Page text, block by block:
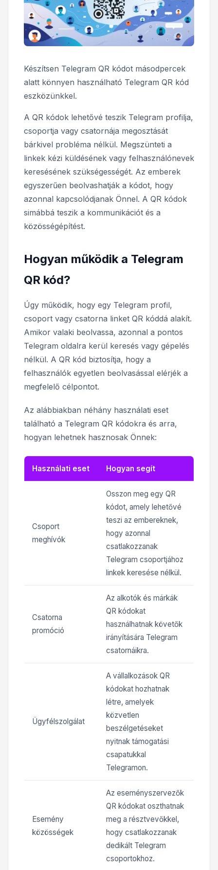
Készítsen Telegram QR kódot másodpercek
alatt könnyen használható Telegram QR kód
eszközünkkel.
A QR kódok lehetővé teszik Telegram profilja,
csoportja vagy csatornája megosztását
bárkivel probléma nélkül. Megszünteti a
linkek kézi küldésének vagy felhasználónevek
keresésének szükségességét. Az emberek
egyszerűen beolvashatják a kódot, hogy
azonnal kapcsolódjanak Önnel. A QR kódok
simábbá teszik a kommunikációt és a
közösségépítést.
Hogyan működik a Telegram
QR kód?
Úgy működik, hogy egy Telegram profil,
csoport vagy csatorna linket QR kóddá alakít.
Amikor valaki beolvassa, azonnal a pontos
Telegram oldalra kerül keresés vagy gépelés
nélkül. A QR kód biztosítja, hogy a
felhasználók egyetlen beolvasással elérjék a
megfelelő célpontot.
Az alábbiakban néhány használati eset
található a Telegram QR kódokra és arra,
hogyan lehetnek hasznosak Önnek:
Használati eset Hogyan segít
Csoport
meghívók
Osszon meg egy QR
kódot, amely lehetővé
teszi az embereknek,
hogy azonnal
csatlakozzanak
Telegram csoportjához
linkek keresése nélkül.
Csatorna
promóció
Az alkotók és márkák
QR kódokat
használhatnak követők
irányítására Telegram
csatornáikra.
Ügyfélszolgálat
A vállalkozások QR
kódokat hozhatnak
létre, amelyek
közvetlen
beszélgetéseket
nyitnak támogatási
csapatukkal
Telegramon.
Esemény
közösségek
Az eseményszervezők
QR kódokat oszthatnak
meg a résztvevőkkel,
hogy csatlakozzanak
dedikált Telegram
csoportokhoz.